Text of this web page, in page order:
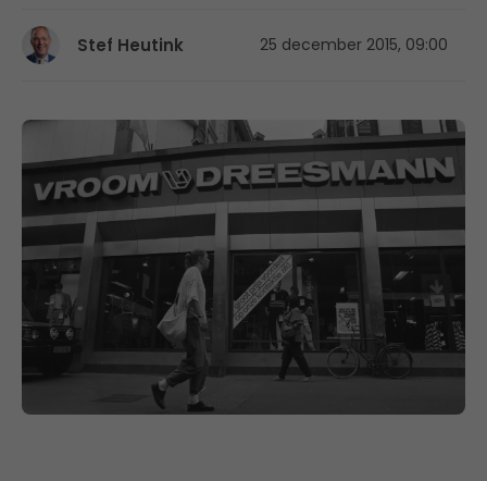
Stef Heutink 25 december 2015, 09:00